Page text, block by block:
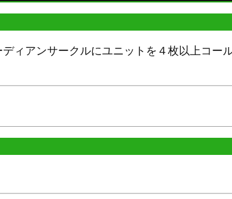
ィアンサークルにユニットを４枚以上コー